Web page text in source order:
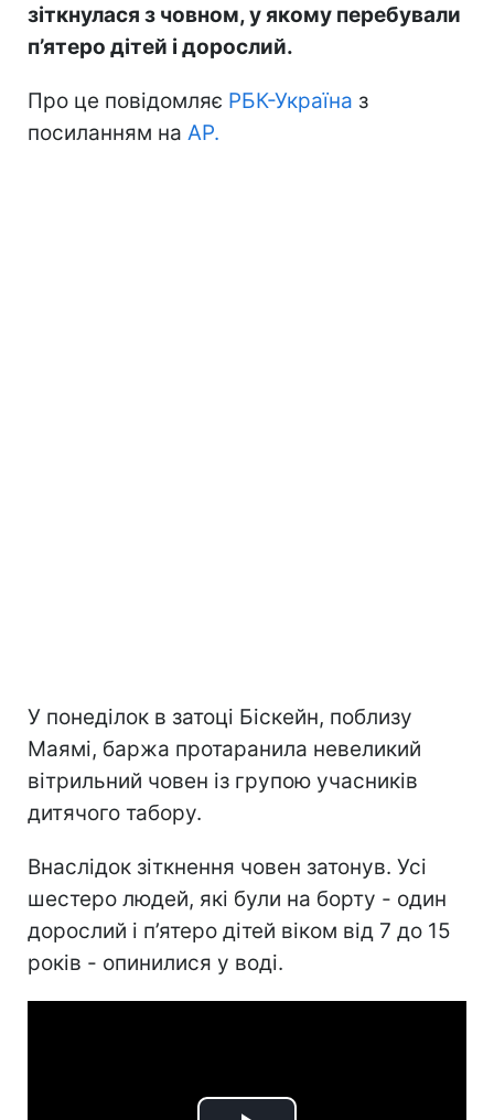
зіткнулася з човном, у якому перебували
п’ятеро дітей і дорослий.
Про це повідомляє РБК-Україна з
посиланням на AP.
У понеділок в затоці Біскейн, поблизу
Маямі, баржа протаранила невеликий
вітрильний човен із групою учасників
дитячого табору.
Внаслідок зіткнення човен затонув. Усі
шестеро людей, які були на борту - один
дорослий і п’ятеро дітей віком від 7 до 15
років - опинилися у воді.